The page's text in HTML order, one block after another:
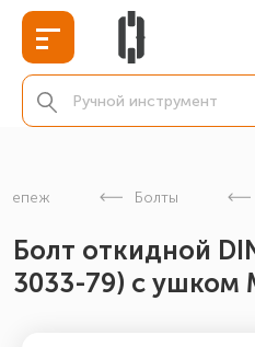
Болты
Болт откидной
3033-79) с ушком